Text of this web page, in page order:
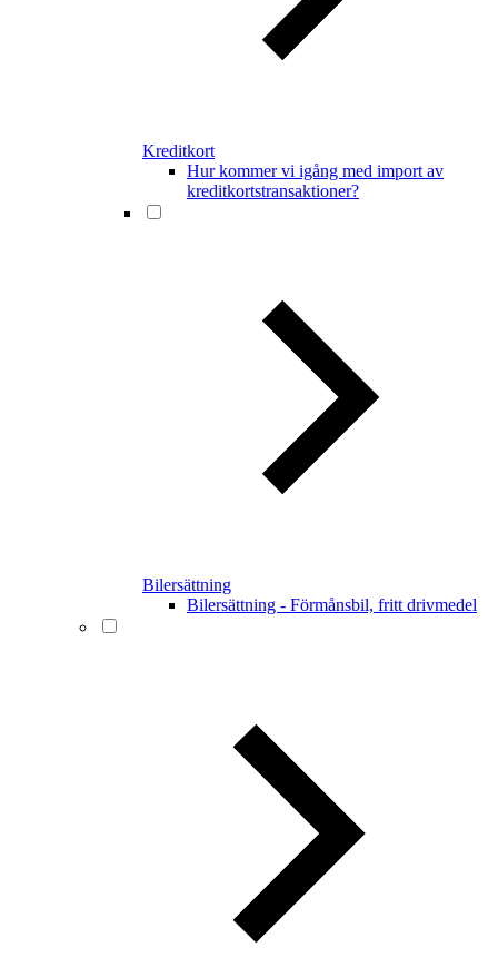
Kreditkort
Hur kommer vi igång med import av
kreditkortstransaktioner?
Bilersättning
Bilersättning - Förmånsbil, fritt drivmedel